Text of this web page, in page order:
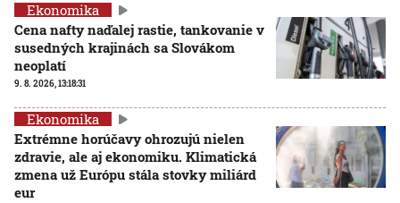
Ekonomika
Cena nafty naďalej rastie, tankovanie v
susedných krajinách sa Slovákom
neoplatí
9. 8. 2026, 13:18:31
Ekonomika
Extrémne horúčavy ohrozujú nielen
zdravie, ale aj ekonomiku. Klimatická
zmena už Európu stála stovky miliárd
eur